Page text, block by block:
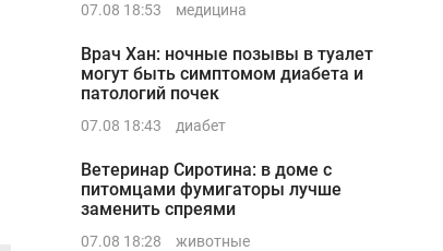
07.08 18:53 медицина
Врач Хан: ночные позывы в туалет
могут быть симптомом диабета и
патологий почек
07.08 18:43 диабет
Ветеринар Сиротина: в доме с
питомцами фумигаторы лучше
заменить спреями
07.08 18:28 животные